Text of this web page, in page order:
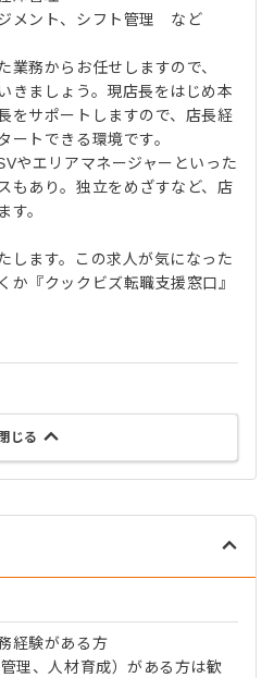
メント、シフト管理 など
業務からお任せしますので、
きましょう。現店長をはじめ本
をサポートしますので、店長経
ートできる環境です。
やエリアマネージャーといった
もあり。独立をめざすなど、店
す。
します。この求人が気になった
か『クックビズ転職支援窓口』
閉じる
経験がある方
理、人材育成）がある方は歓